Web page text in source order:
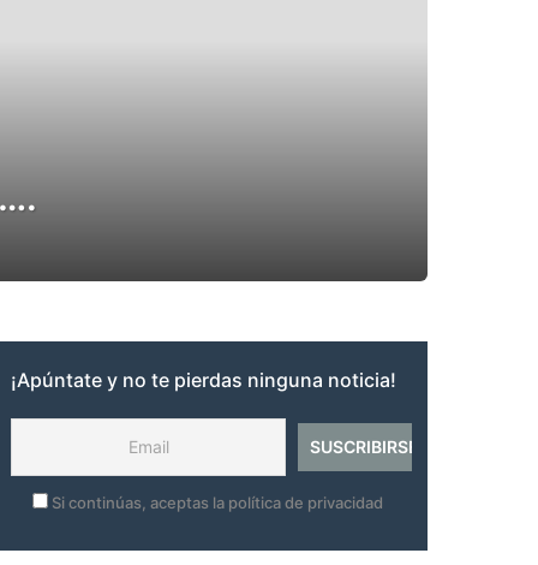
¡Apúntate y no te pierdas ninguna noticia!
Si continúas, aceptas la política de privacidad